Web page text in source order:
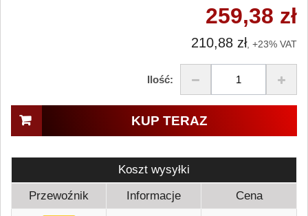
259,38 zł
210,88 zł, +23% VAT
Ilość:
KUP TERAZ
Koszt wysyłki
Przewoźnik
Informacje Cena